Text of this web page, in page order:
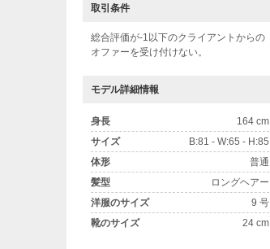
取引条件
総合評価が-1以下のクライアントからの
オファーを受け付けない。
モデル詳細情報
身長
164 cm
サイズ
B:81 - W:65 - H:85
体形
普通
髪型
ロングヘアー
洋服のサイズ
9 号
靴のサイズ
24 cm